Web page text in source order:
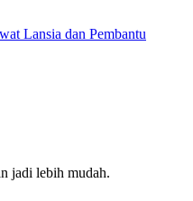
Lansia dan Pembantu
jadi lebih mudah.